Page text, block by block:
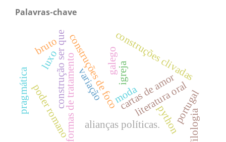
Palavras-chave
construções clivadas
construções de foco
construção ser que galego
formas de tratamentovariação cartas de amor
literatura oral
python
bruto
poder romano alianças políticas. portugal
moda
luxo
igreja
pragmática
filologia